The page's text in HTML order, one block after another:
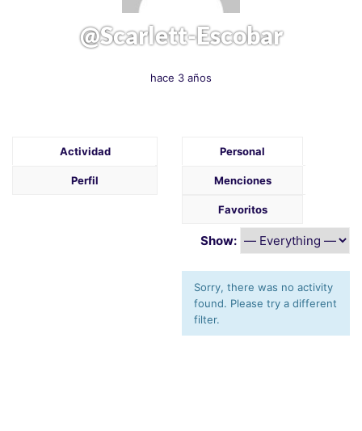
@scarlett-Escobar
hace 3 años
Actividad
Perfil
Personal
Menciones
Favoritos
Show:
Sorry, there was no activity
found. Please try a different
filter.